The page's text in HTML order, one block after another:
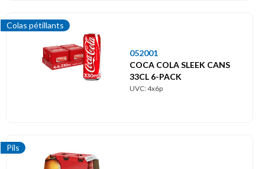
Colas pétillants
052001
COCA COLA SLEEK CANS
33CL 6-PACK
UVC: 4x6p
Pils